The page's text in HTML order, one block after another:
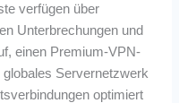
verfügen über
Unterbrechungen und
einen Premium-VPN-
Servernetzwerk
optimiert